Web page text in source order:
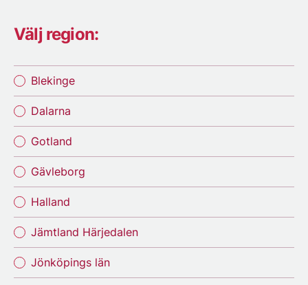
Välj region:
Blekinge
Dalarna
Gotland
Gävleborg
Halland
Jämtland Härjedalen
Jönköpings län